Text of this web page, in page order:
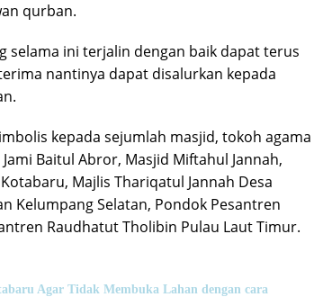
qurban.
selama ini terjalin dengan baik dapat terus
nantinya dapat disalurkan kepada
kepada sejumlah masjid, tokoh agama
Baitul Abror, Masjid Miftahul Jannah,
Majlis Thariqatul Jannah Desa
Kelumpang Selatan, Pondok Pesantren
Raudhatut Tholibin Pulau Laut Timur.
Agar Tidak Membuka Lahan dengan cara